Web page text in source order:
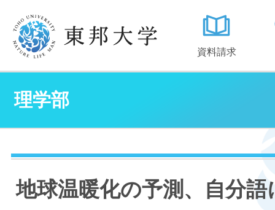
資料請求
理学部
地球温暖化の予測、自分語